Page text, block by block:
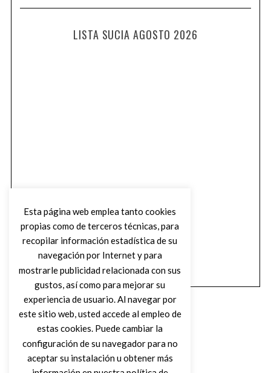
LISTA SUCIA AGOSTO 2026
Esta página web emplea tanto cookies
propias como de terceros técnicas, para
recopilar información estadística de su
navegación por Internet y para
mostrarle publicidad relacionada con sus
gustos, así como para mejorar su
experiencia de usuario. Al navegar por
este sitio web, usted accede al empleo de
estas cookies. Puede cambiar la
configuración de su navegador para no
aceptar su instalación u obtener más